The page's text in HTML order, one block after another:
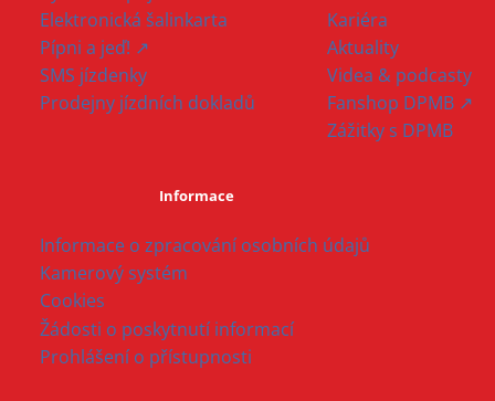
Elektronická šalinkarta
Pípni a jeď! ↗
SMS jízdenky
Prodejny jízdních dokladů
Kariéra
Aktuality
Videa & podcasty
Fanshop DPMB ↗
Zážitky s DPMB
Informace
Informace o zpracování osobních údajů
Kamerový systém
Cookies
Žádosti o poskytnutí informací
Prohlášení o přístupnosti